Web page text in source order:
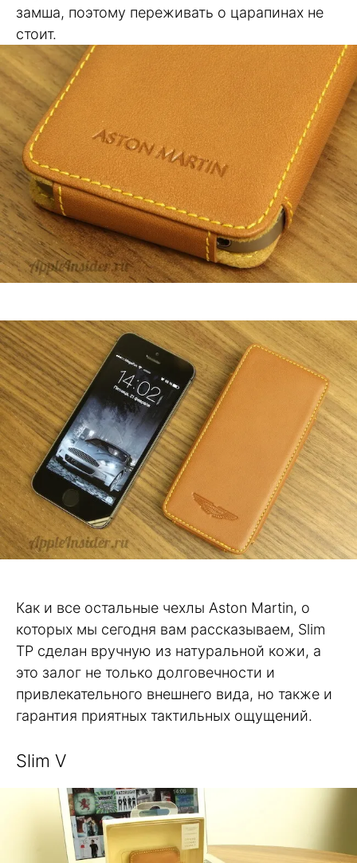
замша, поэтому переживать о царапинах не
стоит.
Как и все остальные чехлы Aston Martin, о
которых мы сегодня вам рассказываем, Slim
TP сделан вручную из натуральной кожи, а
это залог не только долговечности и
привлекательного внешнего вида, но также и
гарантия приятных тактильных ощущений.
Slim V